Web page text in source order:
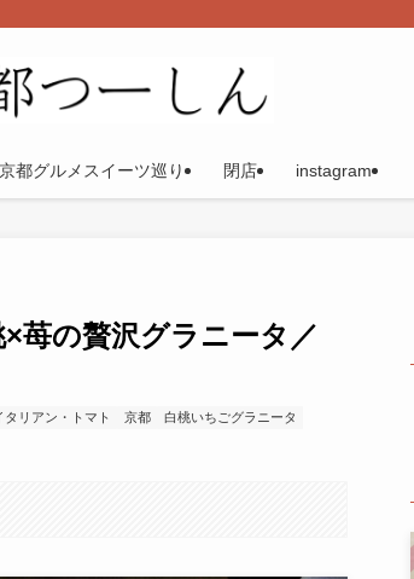
京都グルメスイーツ巡り 閉店 instagram
苺の贅沢グラニータ／
タリアン・トマト 京都 白桃いちごグラニータ